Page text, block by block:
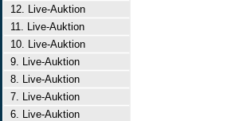
12. Live-Auktion
11. Live-Auktion
10. Live-Auktion
9. Live-Auktion
8. Live-Auktion
7. Live-Auktion
6. Live-Auktion